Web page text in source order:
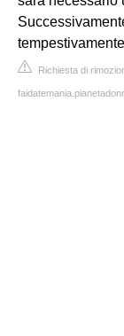
Richiesta di